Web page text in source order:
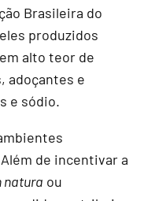
Brasileira do
produzidos
alto teor de
adoçantes e
e sódio.
de incentivar a
natura ou